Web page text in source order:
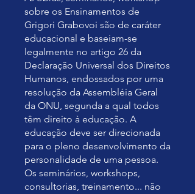
sobre os Ensinamentos de
Grigori Grabovoi são de caráter
educacional e baseiam-se
legalmente no artigo 26 da
Declaração Universal dos Direitos
Humanos, endossados por uma
resolução da Assembléia Geral
da ONU, segunda a qual todos
têm direito à educação. A
educação deve ser direcionada
para o pleno desenvolvimento da
personalidade de uma pessoa.
Os seminários, workshops,
consultorias, treinamento... não